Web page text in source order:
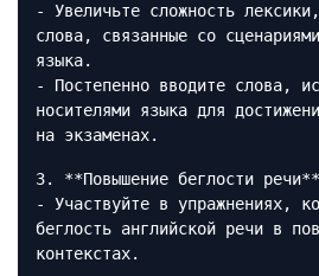
- Увеличьте сложность
слова, связанные со
языка.
- Постепенно вводите слова,
носителями языка для
на экзаменах.
3. **Повышение беглости речи**
- Участвуйте в упражнениях,
беглость английской речи в
контекстах.